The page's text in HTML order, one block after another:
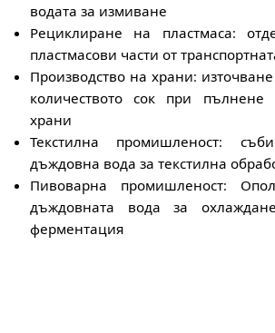
водата за измиване
Рециклиране на пластмаса:
пластмасови части от
Производство на храни:
количеството сок при пълнене
храни
Текстилна промишленост:
дъждовна вода за текстилна
Пивоварна промишленост:
дъждовната вода за
ферментация